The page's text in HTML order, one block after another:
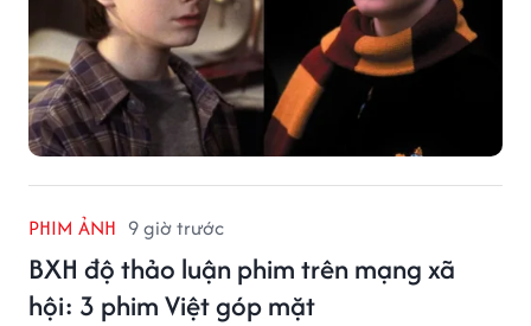
PHIM ẢNH 9 giờ trước
BXH độ thảo luận phim trên mạng xã
hội: 3 phim Việt góp mặt